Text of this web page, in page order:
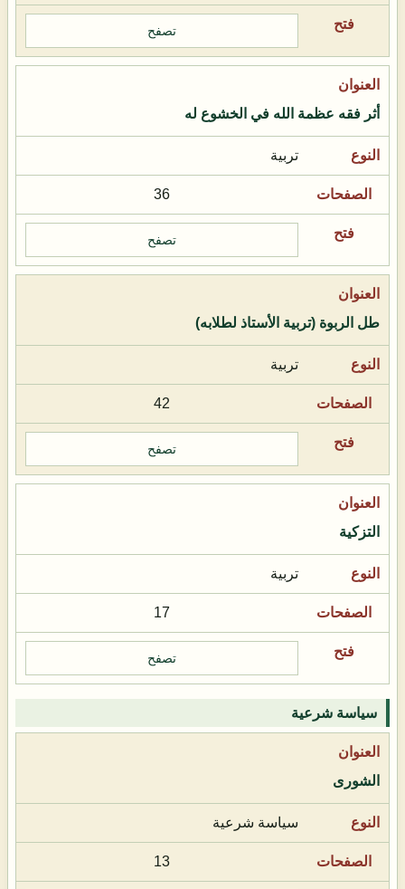
تصفح
أثر فقه عظمة الله في الخشوع له
تربية
36
تصفح
طل الربوة (تربية الأستاذ لطلابه)
تربية
42
تصفح
التزكية
تربية
17
تصفح
سياسة شرعية
الشورى
سياسة شرعية
13